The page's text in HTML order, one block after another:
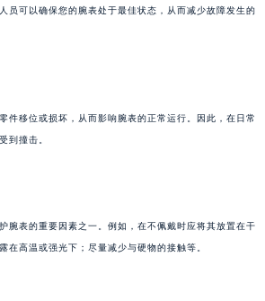
员可以确保您的腕表处于最佳状态，从而减少故障发生的
件移位或损坏，从而影响腕表的正常运行。因此，在日常
到撞击。
腕表的重要因素之一。例如，在不佩戴时应将其放置在干
在高温或强光下；尽量减少与硬物的接触等。